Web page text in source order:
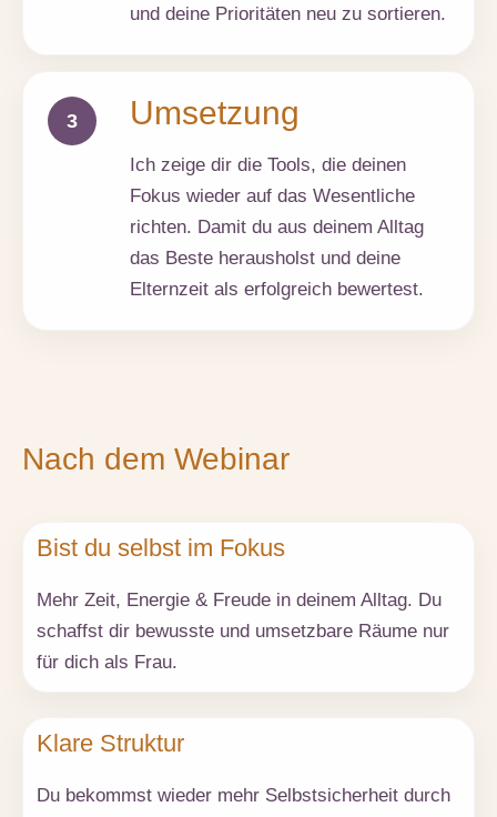
und deine Prioritäten neu zu sortieren.
3 Umsetzung
Ich zeige dir die Tools, die deinen
Fokus wieder auf das Wesentliche
richten. Damit du aus deinem Alltag
das Beste herausholst und deine
Elternzeit als erfolgreich bewertest.
Nach dem Webinar
Bist du selbst im Fokus
Mehr Zeit, Energie & Freude in deinem Alltag. Du
schaffst dir bewusste und umsetzbare Räume nur
für dich als Frau.
Klare Struktur
Du bekommst wieder mehr Selbstsicherheit durch